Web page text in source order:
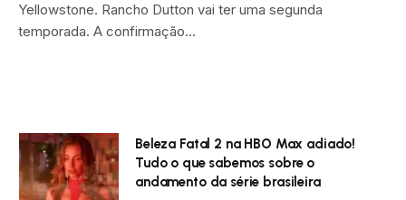
Yellowstone. Rancho Dutton vai ter uma segunda
temporada. A confirmação…
Beleza Fatal 2 na HBO Max adiado!
Tudo o que sabemos sobre o
andamento da série brasileira